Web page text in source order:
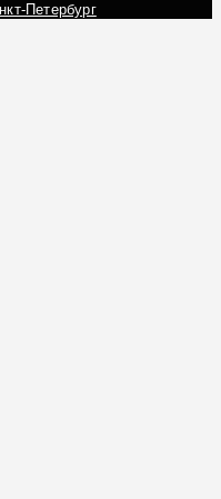
Петербург